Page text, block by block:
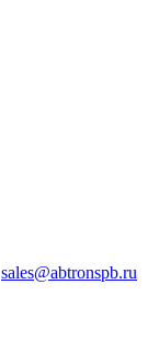
sales@abtronspb.ru